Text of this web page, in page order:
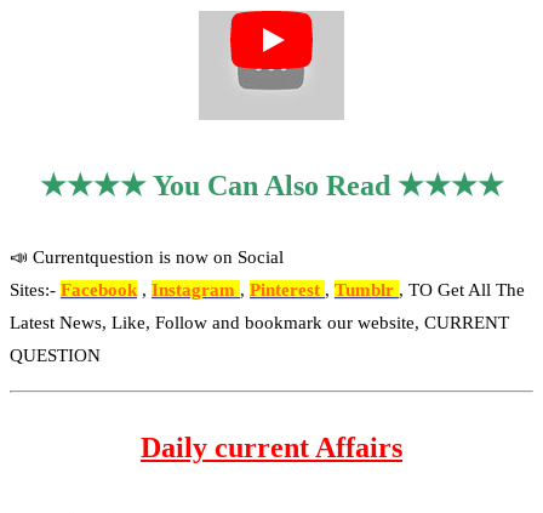
★★★★ You Can Also Read ★★★★
📣 Currentquestion is now on Social
Sites:- Facebook , Instagram , Pinterest , Tumblr , TO Get All The
Latest News, Like, Follow and bookmark our website, CURRENT
QUESTION
Daily current Affairs